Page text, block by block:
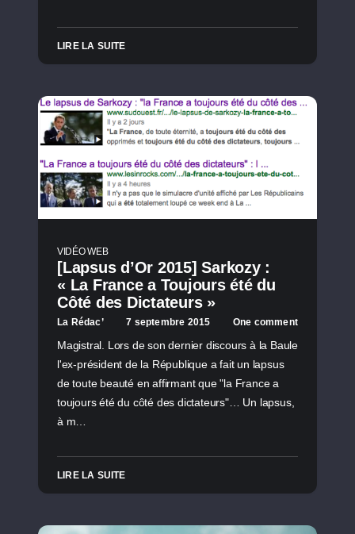
LIRE LA SUITE
VIDÉO WEB
[Lapsus d’Or 2015] Sarkozy :
« La France a Toujours été du
Côté des Dictateurs »
La Rédac’ 7 septembre 2015 One comment
Magistral. Lors de son dernier discours à la Baule
l'ex-président de la République a fait un lapsus
de toute beauté en affirmant que "la France a
toujours été du côté des dictateurs"… Un lapsus,
à m…
LIRE LA SUITE